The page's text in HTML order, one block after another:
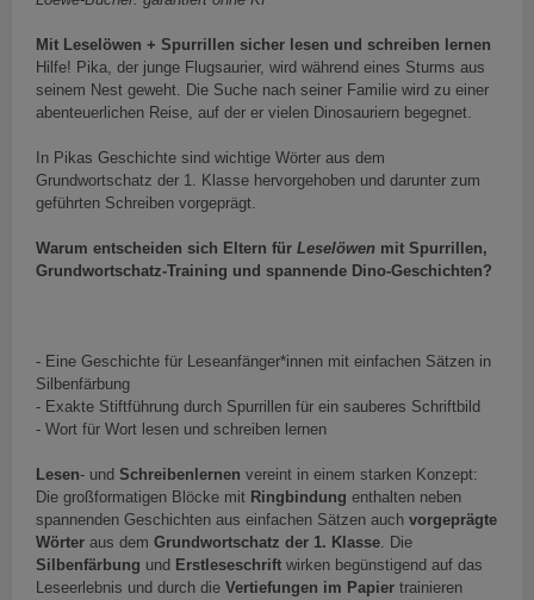
Mit Leselöwen + Spurrillen sicher lesen und schreiben lernen
Hilfe! Pika, der junge Flugsaurier, wird während eines Sturms aus
seinem Nest geweht. Die Suche nach seiner Familie wird zu einer
abenteuerlichen Reise, auf der er vielen Dinosauriern begegnet.
In Pikas Geschichte sind wichtige Wörter aus dem
Grundwortschatz der 1. Klasse hervorgehoben und darunter zum
geführten Schreiben vorgeprägt.
Warum entscheiden sich Eltern für Leselöwen mit Spurrillen,
Grundwortschatz-Training und spannende Dino-Geschichten?
- Eine Geschichte für Leseanfänger*innen mit einfachen Sätzen in
Silbenfärbung
- Exakte Stiftführung durch Spurrillen für ein sauberes Schriftbild
- Wort für Wort lesen und schreiben lernen
Lesen- und Schreibenlernen vereint in einem starken Konzept:
Die großformatigen Blöcke mit Ringbindung enthalten neben
spannenden Geschichten aus einfachen Sätzen auch vorgeprägte
Wörter aus dem Grundwortschatz der 1. Klasse. Die
Silbenfärbung und Erstleseschrift wirken begünstigend auf das
Leseerlebnis und durch die Vertiefungen im Papier trainieren